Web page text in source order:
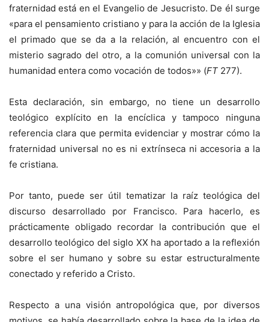
fraternidad está en el Evangelio de Jesucristo. De él surge
«para el pensamiento cristiano y para la acción de la Iglesia
el primado que se da a la relación, al encuentro con el
misterio sagrado del otro, a la comunión universal con la
humanidad entera como vocación de todos»» (FT 277).
Esta declaración, sin embargo, no tiene un desarrollo
teológico explícito en la encíclica y tampoco ninguna
referencia clara que permita evidenciar y mostrar cómo la
fraternidad universal no es ni extrínseca ni accesoria a la
fe cristiana.
Por tanto, puede ser útil tematizar la raíz teológica del
discurso desarrollado por Francisco. Para hacerlo, es
prácticamente obligado recordar la contribución que el
desarrollo teológico del siglo XX ha aportado a la reflexión
sobre el ser humano y sobre su estar estructuralmente
conectado y referido a Cristo.
Respecto a una visión antropológica que, por diversos